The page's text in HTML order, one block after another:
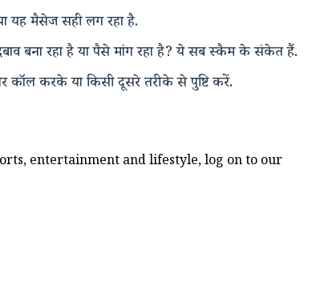
यह मैसेज सही लग रहा है.
बना रहा है या पैसे मांग रहा है? ये सब स्कैम के संकेत हैं.
करके या किसी दूसरे तरीके से पुष्टि करें.
entertainment and lifestyle, log on to our